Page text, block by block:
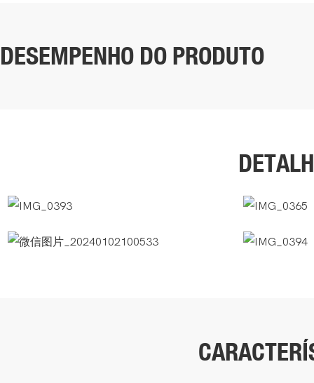
DESEMPENHO DO PRODUTO